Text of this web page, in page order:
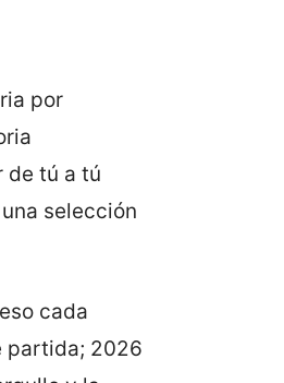
por
de tú a tú
selección
cada
partida; 2026